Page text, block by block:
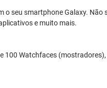
seu smartphone Galaxy. Não
e muito mais.
100 Watchfaces